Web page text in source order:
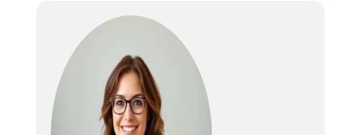
Projecteur
Video pour
iphone/Android
intelligent qui
utilise un
algorithme de
réseau
d'intelligence
artificielle